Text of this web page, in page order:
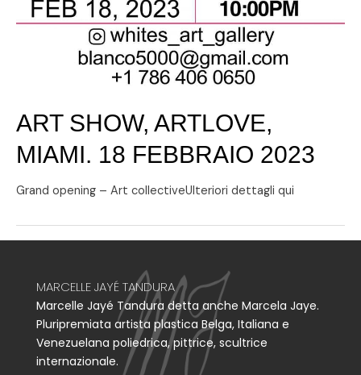
ART SHOW, ARTLOVE,
MIAMI. 18 FEBBRAIO 2023
Grand opening – Art collectiveUlteriori dettagli qui
MARCELLE JAYÉ TANDURA
Marcelle Jayé Tandura detta anche Marcela Jaye.
Pluripremiata artista plastica Belga, Italiana e
Venezuelana poliedrica, pittrice, scultrice
internazionale.